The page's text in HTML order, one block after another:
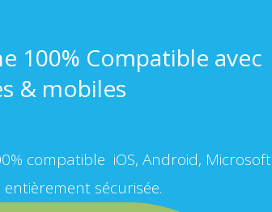
100% Compatible avec
& mobiles
compatible iOS, Android, Microsoft
sécurisée.